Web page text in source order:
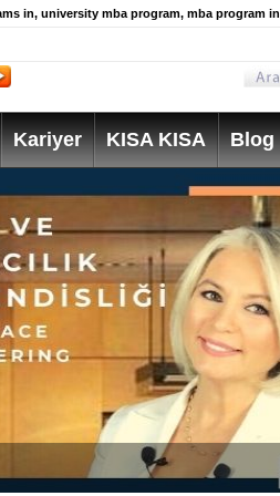
in, university mba program, mba program in
Kariyer KISA KISA Blog